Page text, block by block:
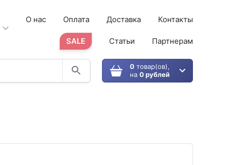
О нас Оплата Доставка Контакты
SALE Статьи Партнерам
0товар(ов),
на 0 рублей